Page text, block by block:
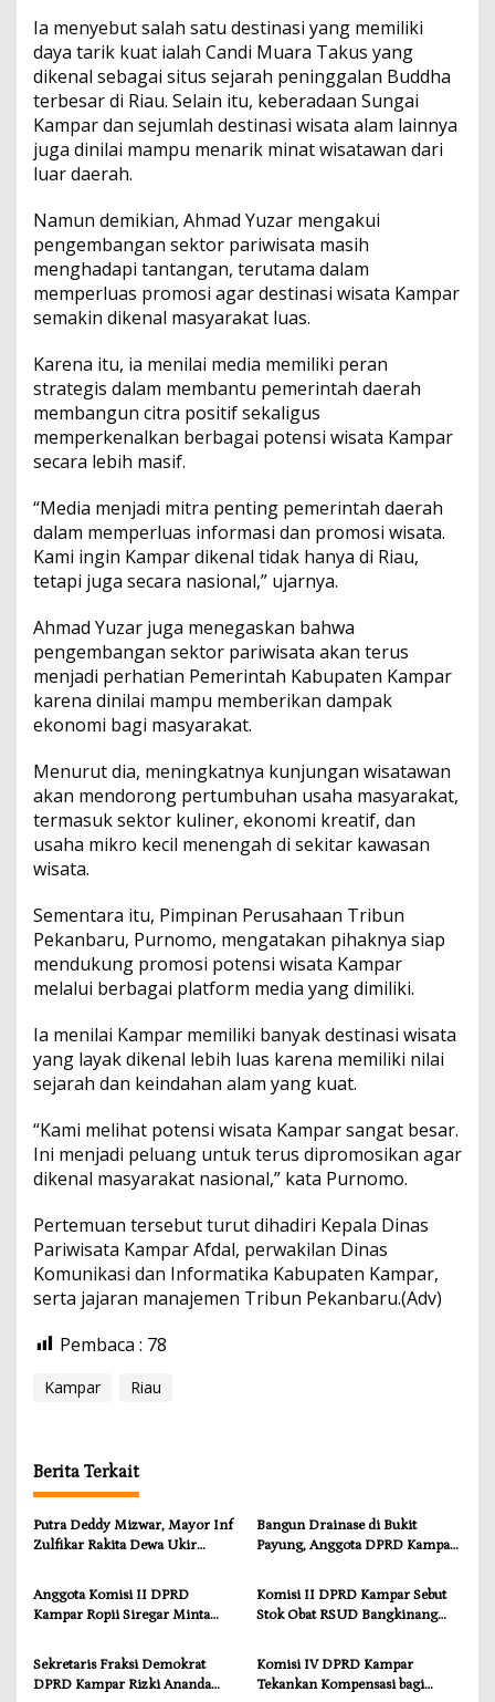
i
n
g
k
a
t
N
o
n
a
l
Ia menyebut salah satu destinasi yang memiliki
daya tarik kuat ialah Candi Muara Takus yang
dikenal sebagai situs sejarah peninggalan Buddha
terbesar di Riau. Selain itu, keberadaan Sungai
Kampar dan sejumlah destinasi wisata alam lainnya
juga dinilai mampu menarik minat wisatawan dari
luar daerah.
Namun demikian, Ahmad Yuzar mengakui
pengembangan sektor pariwisata masih
menghadapi tantangan, terutama dalam
memperluas promosi agar destinasi wisata Kampar
semakin dikenal masyarakat luas.
Karena itu, ia menilai media memiliki peran
strategis dalam membantu pemerintah daerah
membangun citra positif sekaligus
memperkenalkan berbagai potensi wisata Kampar
secara lebih masif.
“Media menjadi mitra penting pemerintah daerah
dalam memperluas informasi dan promosi wisata.
Kami ingin Kampar dikenal tidak hanya di Riau,
tetapi juga secara nasional,” ujarnya.
Ahmad Yuzar juga menegaskan bahwa
pengembangan sektor pariwisata akan terus
menjadi perhatian Pemerintah Kabupaten Kampar
karena dinilai mampu memberikan dampak
ekonomi bagi masyarakat.
Menurut dia, meningkatnya kunjungan wisatawan
akan mendorong pertumbuhan usaha masyarakat,
termasuk sektor kuliner, ekonomi kreatif, dan
usaha mikro kecil menengah di sekitar kawasan
wisata.
Sementara itu, Pimpinan Perusahaan Tribun
Pekanbaru, Purnomo, mengatakan pihaknya siap
mendukung promosi potensi wisata Kampar
melalui berbagai platform media yang dimiliki.
Ia menilai Kampar memiliki banyak destinasi wisata
yang layak dikenal lebih luas karena memiliki nilai
sejarah dan keindahan alam yang kuat.
“Kami melihat potensi wisata Kampar sangat besar.
Ini menjadi peluang untuk terus dipromosikan agar
dikenal masyarakat nasional,” kata Purnomo.
Pertemuan tersebut turut dihadiri Kepala Dinas
Pariwisata Kampar Afdal, perwakilan Dinas
Komunikasi dan Informatika Kabupaten Kampar,
serta jajaran manajemen Tribun Pekanbaru.(Adv)
Pembaca : 78
Kampar Riau
Berita Terkait
Putra Deddy Mizwar, Mayor Inf
Zulfikar Rakita Dewa Ukir
Serikat
Bangun Drainase di Bukit
Payung, Anggota DPRD Kampar
Infrastruktur yang Menyentuh
Kebutuhan Dasar
Anggota Komisi II DPRD
Kampar Ropii Siregar Minta
Ancaman Kekosongan Obat
demi Wujudkan Kampar Dihati
Komisi II DPRD Kampar Sebut
Stok Obat RSUD Bangkinang
Sekretaris Fraksi Demokrat
DPRD Kampar Rizki Ananda
Komisi IV DPRD Kampar
Tekankan Kompensasi bagi